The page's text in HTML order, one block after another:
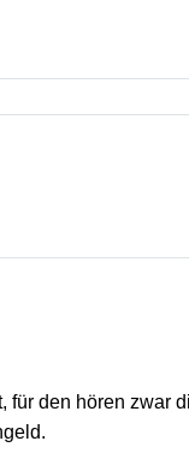
den hören